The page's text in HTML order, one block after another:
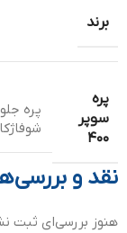
برند
پره
سوپر
400
پره جلو سوپر
نقد و
هنوز بررسی‌ای ثبت